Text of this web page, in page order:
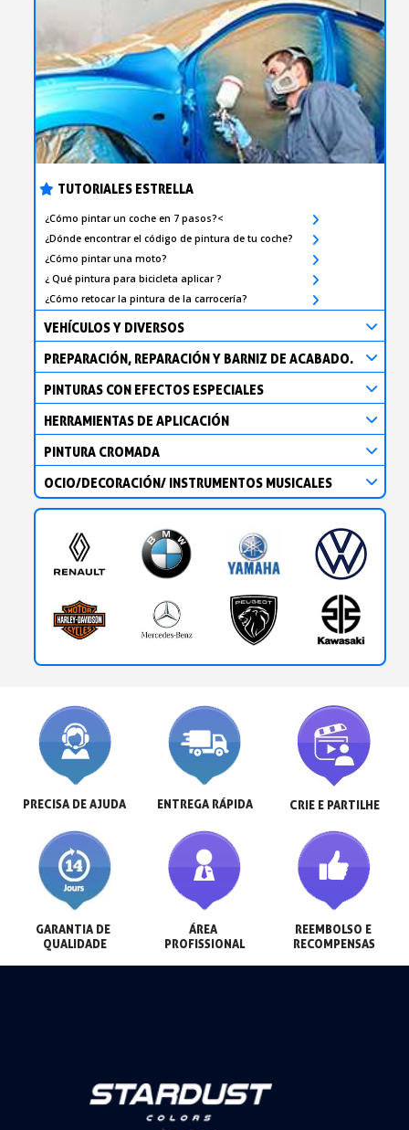
TUTORIALES ESTRELLA
¿Cómo pintar un coche en 7 pasos?<
¿Dónde encontrar el código de pintura de tu coche?
¿Cómo pintar una moto?
¿ Qué pintura para bicicleta aplicar ?
¿Cómo retocar la pintura de la carrocería?
VEHÍCULOS Y DIVERSOS
PREPARACIÓN, REPARACIÓN Y BARNIZ DE ACABADO.
PINTURAS CON EFECTOS ESPECIALES
HERRAMIENTAS DE APLICACIÓN
PINTURA CROMADA
OCIO/DECORACIÓN/ INSTRUMENTOS MUSICALES
PRECISA DE AJUDA ENTREGA RÁPIDA CRIE E PARTILHE
GARANTIA DE
QUALIDADE
ÁREA
PROFISSIONAL
REEMBOLSO E
RECOMPENSAS